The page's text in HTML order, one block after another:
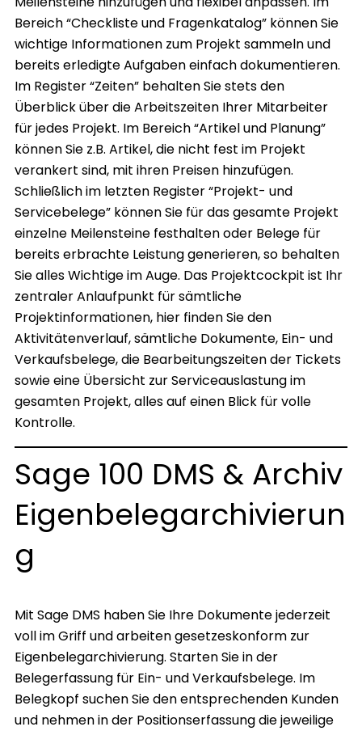
Bereich “Checkliste und Fragenkatalog” können Sie
wichtige Informationen zum Projekt sammeln und
bereits erledigte Aufgaben einfach dokumentieren.
Im Register “Zeiten” behalten Sie stets den
Überblick über die Arbeitszeiten Ihrer Mitarbeiter
für jedes Projekt. Im Bereich “Artikel und Planung”
können Sie z.B. Artikel, die nicht fest im Projekt
verankert sind, mit ihren Preisen hinzufügen.
Schließlich im letzten Register “Projekt- und
Servicebelege” können Sie für das gesamte Projekt
einzelne Meilensteine festhalten oder Belege für
bereits erbrachte Leistung generieren, so behalten
Sie alles Wichtige im Auge. Das Projektcockpit ist Ihr
zentraler Anlaufpunkt für sämtliche
Projektinformationen, hier finden Sie den
Aktivitätenverlauf, sämtliche Dokumente, Ein- und
Verkaufsbelege, die Bearbeitungszeiten der Tickets
sowie eine Übersicht zur Serviceauslastung im
gesamten Projekt, alles auf einen Blick für volle
Kontrolle.
Sage 100 DMS & Archiv
Eigenbelegarchivierun
g
Mit Sage DMS haben Sie Ihre Dokumente jederzeit
voll im Griff und arbeiten gesetzeskonform zur
Eigenbelegarchivierung. Starten Sie in der
Belegerfassung für Ein- und Verkaufsbelege. Im
Belegkopf suchen Sie den entsprechenden Kunden
und nehmen in der Positionserfassung die jeweilige